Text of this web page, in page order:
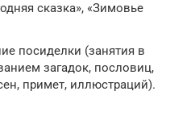
сказка», «Зимовье
посиделки (занятия в
загадок, пословиц,
примет, иллюстраций).